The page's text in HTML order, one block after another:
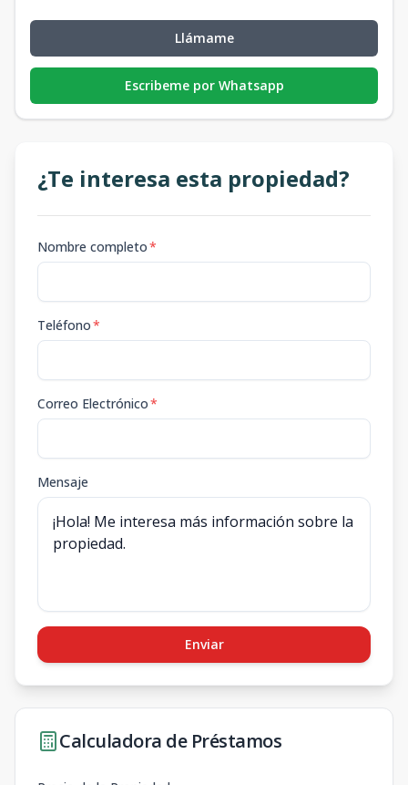
Llámame
Escribeme por Whatsapp
¿Te interesa esta propiedad?
Nombre completo*
Teléfono*
Correo Electrónico*
Mensaje
Enviar
Calculadora de Préstamos